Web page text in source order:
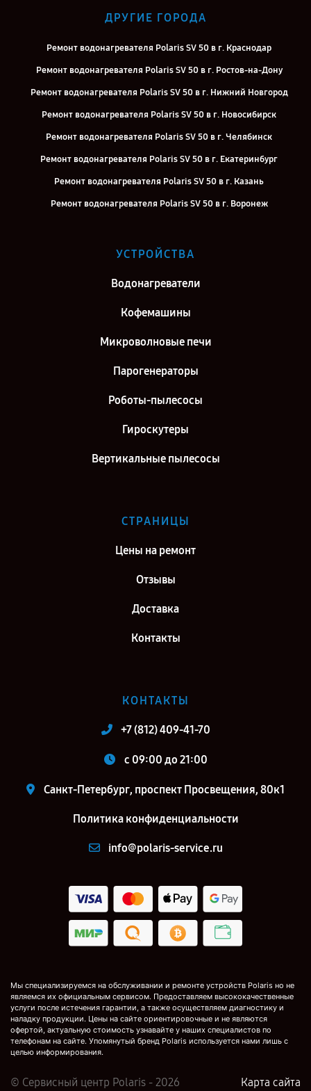
ДРУГИЕ ГОРОДА
Ремонт водонагревателя Polaris SV 50 в г. Краснодар
Ремонт водонагревателя Polaris SV 50 в г. Ростов-на-Дону
Ремонт водонагревателя Polaris SV 50 в г. Нижний Новгород
Ремонт водонагревателя Polaris SV 50 в г. Новосибирск
Ремонт водонагревателя Polaris SV 50 в г. Челябинск
Ремонт водонагревателя Polaris SV 50 в г. Екатеринбург
Ремонт водонагревателя Polaris SV 50 в г. Казань
Ремонт водонагревателя Polaris SV 50 в г. Воронеж
Ремонт водонагревателя Polaris SV 50 в г. Самара
Ремонт водонагревателя Polaris SV 50 в г. Москва
УСТРОЙСТВА
Водонагреватели
Кофемашины
Микроволновые печи
Парогенераторы
Роботы-пылесосы
Гироскутеры
Вертикальные пылесосы
СТРАНИЦЫ
Цены на ремонт
Отзывы
Доставка
Контакты
КОНТАКТЫ
+7 (812) 409-41-70
c 09:00 до 21:00
Санкт-Петербург, проспект Просвещения, 80к1
Политика конфиденциальности
info@polaris-service.ru
Мы специализируемся на обслуживании и ремонте устройств Polaris но не
являемся их официальным сервисом. Предоставляем высококачественные
услуги после истечения гарантии, а также осуществляем диагностику и
наладку продукции. Цены на сайте ориентировочные и не являются
офертой, актуальную стоимость узнавайте у наших специалистов по
телефонам на сайте. Упомянутый бренд Polaris используется нами лишь с
целью информирования.
© Сервисный центр Polaris - 2026 Карта сайта